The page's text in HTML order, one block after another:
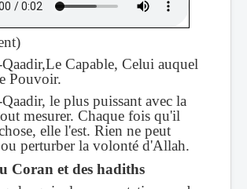
Capable, Celui auquel
Pouvoir.
le plus puissant avec la
mesurer. Chaque fois qu'il
elle l'est. Rien ne peut
perturber la volonté d'Allah.
Coran et des hadiths